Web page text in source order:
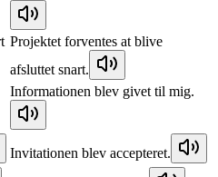
Projektet forventes at blive
afsluttet snart.
Informationen blev givet til mig.
Invitationen blev accepteret.